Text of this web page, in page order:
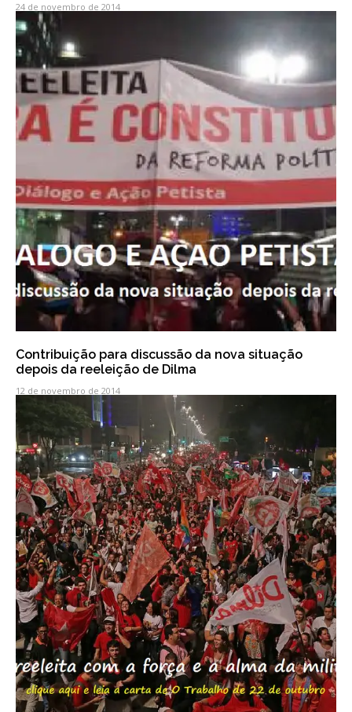
24 de novembro de 2014
Contribuição para discussão da nova situação
depois da reeleição de Dilma
12 de novembro de 2014